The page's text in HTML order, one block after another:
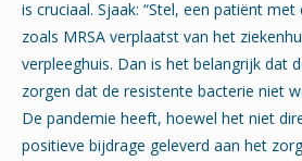
is cruciaal. Sjaak: “Stel, een patiënt
zoals MRSA verplaatst van het
verpleeghuis. Dan is het belangrijk dat
zorgen dat de resistente bacterie niet
De pandemie heeft, hoewel het niet
positieve bijdrage geleverd aan het